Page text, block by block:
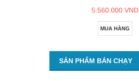
5.560.000 VND
MUA HÀNG
SẢN PHẨM BÁN CHẠY